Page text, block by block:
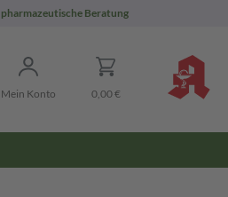
pharmazeutische Beratung
Mein Konto 0,00 €